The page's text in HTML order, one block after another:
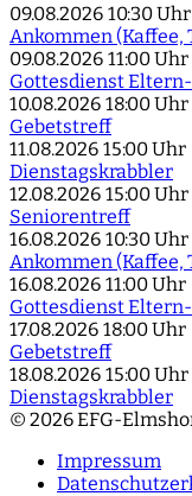
09.08.2026 10:30 Uhr
Ankommen (Kaffee,
09.08.2026 11:00 Uhr
Gottesdienst
10.08.2026 18:00 Uhr
Gebetstreff
11.08.2026 15:00 Uhr
Dienstagskrabbler
12.08.2026 15:00 Uhr
Seniorentreff
16.08.2026 10:30 Uhr
Ankommen (Kaffee,
16.08.2026 11:00 Uhr
Gottesdienst
17.08.2026 18:00 Uhr
Gebetstreff
18.08.2026 15:00 Uhr
Dienstagskrabbler
© 2026 EFG-
Impressum